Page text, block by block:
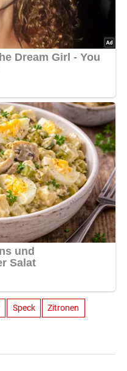
Speck Zitronen